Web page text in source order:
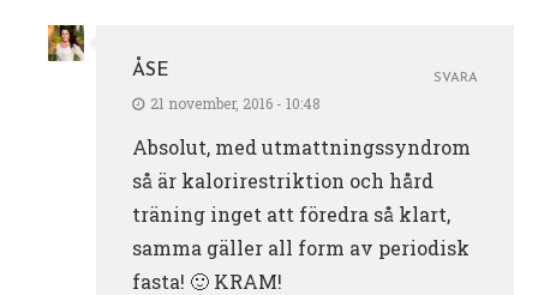
ÅSE
21 november, 2016 - 10:48
Absolut, med utmattningssyndrom
så är kalorirestriktion och hård
träning inget att föredra så klart,
samma gäller all form av periodisk
fasta! 🙂 KRAM!
SVARA